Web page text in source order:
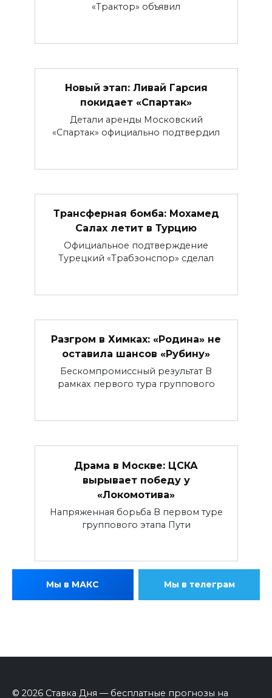
«Трактор» объявил
Новый этап: Ливай Гарсия
покидает «Спартак»
Детали аренды Московский
«Спартак» официально подтвердил
Трансферная бомба: Мохамед
Салах летит в Турцию
Официальное подтверждение
Турецкий «Трабзонспор» сделал
Разгром в Химках: «Родина» не
оставила шансов «Рубину»
Бескомпромиссный результат В
рамках первого тура группового
Драма в Москве: ЦСКА
вырывает победу у
«Локомотива»
Напряженная борьба В первом туре
группового этапа Пути
Мы в МАКС Мы в телеграм
© 2026 Ставка Дня — бесплатные прогнозы на